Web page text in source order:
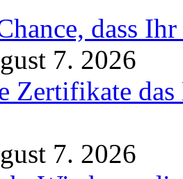
dass
7. 2026
Zertifikate
7. 2026